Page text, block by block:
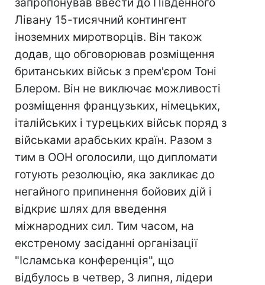
Лівану 15-тисячний контингент
іноземних миротворців. Він також
додав, що обговорював розміщення
британських військ з прем'єром Тоні
Блером. Він не виключає можливості
розміщення французьких, німецьких,
італійських і турецьких військ поряд з
військами арабських країн. Разом з
тим в ООН оголосили, що дипломати
готують резолюцію, яка закликає до
негайного припинення бойових дій і
відкриє шлях для введення
міжнародних сил. Тим часом, на
екстреному засіданні організації
"Ісламська конференція", що
відбулось в четвер, 3 липня, лідери